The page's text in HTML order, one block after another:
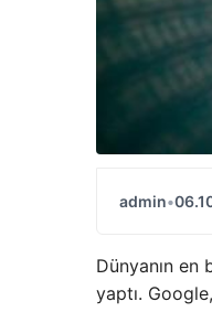
admin•
Dünyanın en
yaptı.